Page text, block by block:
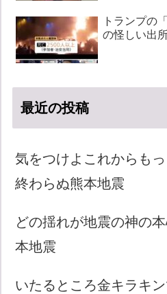
トランプの
の怪しい出
最近の投稿
気をつけよこれからも
終わらぬ熊本地震
どの揺れが地震の神の
本地震
いたるところ金キラキ